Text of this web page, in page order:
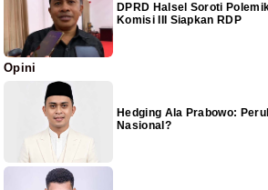
DPRD Halsel Soroti
Komisi III Siapkan RDP
Opini
Hedging Ala Prabowo:
Nasional?